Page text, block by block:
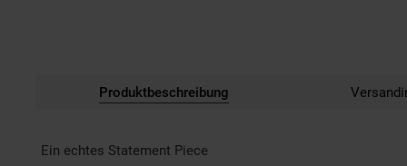
Produktbeschreibung
Ein echtes Statement Piece